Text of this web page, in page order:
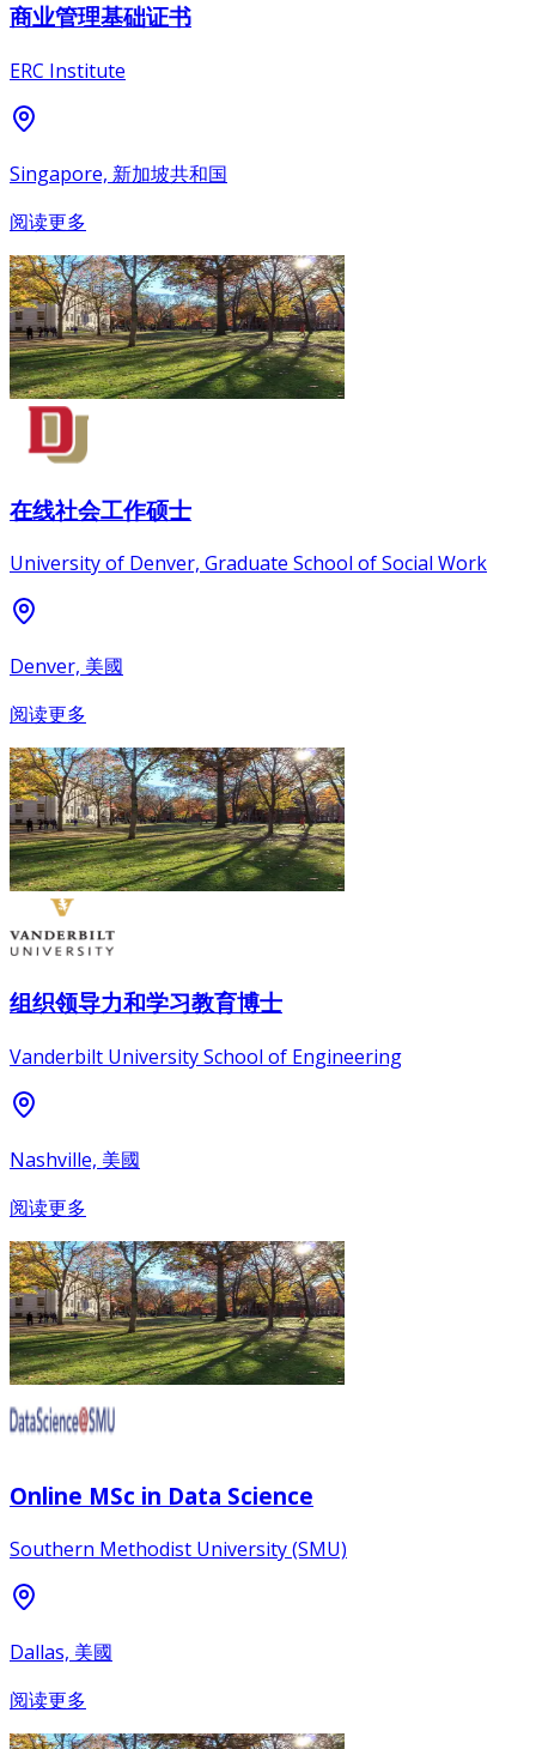
商业管理基础证书
ERC Institute
Singapore, 新加坡共和国
阅读更多
在线社会工作硕士
University of Denver, Graduate School of Social Work
Denver, 美國
阅读更多
组织领导力和学习教育博士
Vanderbilt University School of Engineering
Nashville, 美國
阅读更多
Online MSc in Data Science
Southern Methodist University (SMU)
Dallas, 美國
阅读更多